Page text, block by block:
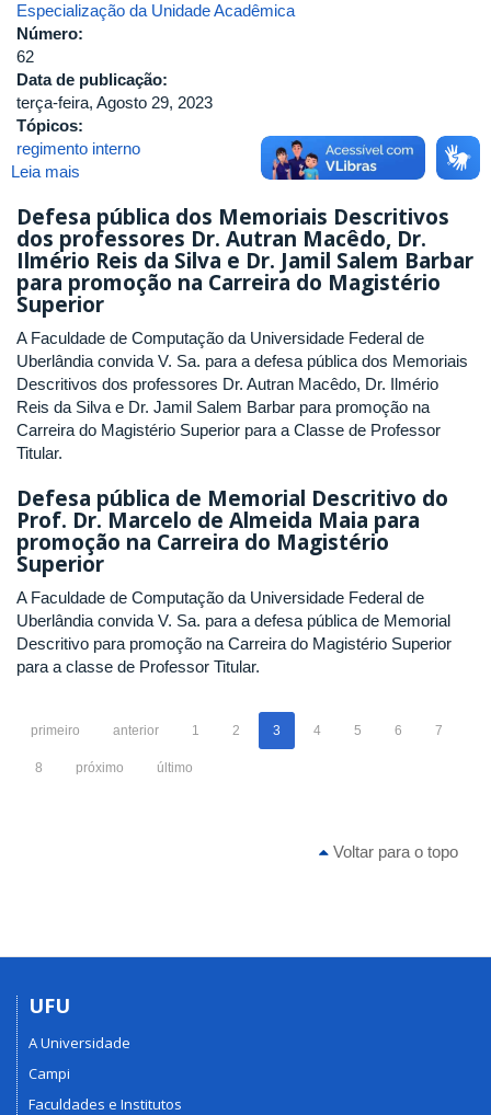
Especialização da Unidade Acadêmica
Número:
62
Data de publicação:
terça-feira, Agosto 29, 2023
Tópicos:
regimento interno
Leia mais
Interno
FACOM/UFU
Defesa pública dos Memoriais Descritivos
dos professores Dr. Autran Macêdo, Dr.
Ilmério Reis da Silva e Dr. Jamil Salem Barbar
para promoção na Carreira do Magistério
Superior
A Faculdade de Computação da Universidade Federal de
Uberlândia convida V. Sa. para a defesa pública dos Memoriais
Descritivos dos professores Dr. Autran Macêdo, Dr. Ilmério
Reis da Silva e Dr. Jamil Salem Barbar para promoção na
Carreira do Magistério Superior para a Classe de Professor
Titular.
Defesa pública de Memorial Descritivo do
Prof. Dr. Marcelo de Almeida Maia para
promoção na Carreira do Magistério
Superior
A Faculdade de Computação da Universidade Federal de
Uberlândia convida V. Sa. para a defesa pública de Memorial
Descritivo para promoção na Carreira do Magistério Superior
para a classe de Professor Titular.
primeiro anterior 1 2 3 4 5 6 7
8 próximo último
Voltar para o topo
UFU
A Universidade
Campi
Faculdades e Institutos